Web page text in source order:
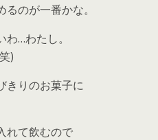
のが一番かな。
…わたし。
)
きりのお菓子に
れて飲むので